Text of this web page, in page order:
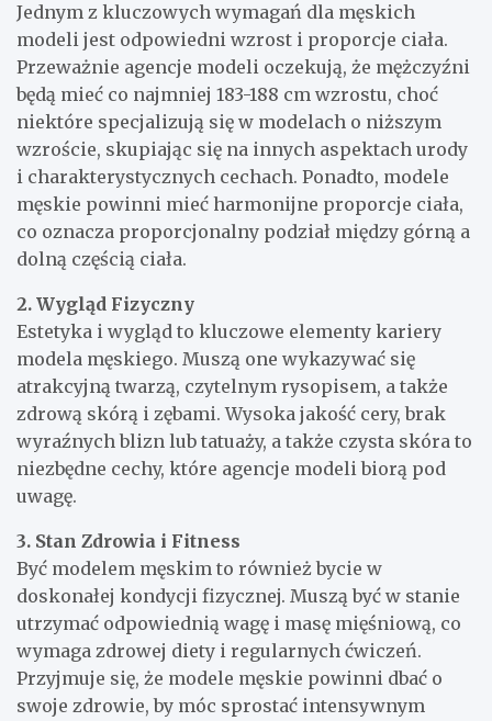
Jednym z kluczowych wymagań dla męskich
modeli jest odpowiedni wzrost i proporcje ciała.
Przeważnie agencje modeli oczekują, że mężczyźni
będą mieć co najmniej 183-188 cm wzrostu, choć
niektóre specjalizują się w modelach o niższym
wzroście, skupiając się na innych aspektach urody
i charakterystycznych cechach. Ponadto, modele
męskie powinni mieć harmonijne proporcje ciała,
co oznacza proporcjonalny podział między górną a
dolną częścią ciała.
2. Wygląd Fizyczny
Estetyka i wygląd to kluczowe elementy kariery
modela męskiego. Muszą one wykazywać się
atrakcyjną twarzą, czytelnym rysopisem, a także
zdrową skórą i zębami. Wysoka jakość cery, brak
wyraźnych blizn lub tatuaży, a także czysta skóra to
niezbędne cechy, które agencje modeli biorą pod
uwagę.
3. Stan Zdrowia i Fitness
Być modelem męskim to również bycie w
doskonałej kondycji fizycznej. Muszą być w stanie
utrzymać odpowiednią wagę i masę mięśniową, co
wymaga zdrowej diety i regularnych ćwiczeń.
Przyjmuje się, że modele męskie powinni dbać o
swoje zdrowie, by móc sprostać intensywnym